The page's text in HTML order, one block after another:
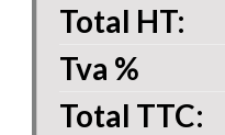
Total HT:
Tva %
Total TTC: